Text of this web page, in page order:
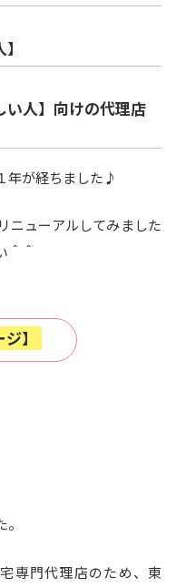
い人】向けの代理店
年が経ちました♪
ニューアルしてみました
＾＾
】
専門代理店のため、東